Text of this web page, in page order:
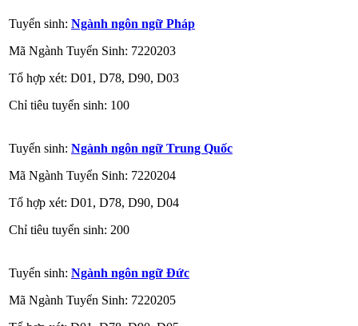
Tuyển sinh: Ngành ngôn ngữ Pháp
Mã Ngành Tuyển Sinh: 7220203
Tổ hợp xét: D01, D78, D90, D03
Chỉ tiêu tuyển sinh: 100
Tuyển sinh: Ngành ngôn ngữ Trung Quốc
Mã Ngành Tuyển Sinh: 7220204
Tổ hợp xét: D01, D78, D90, D04
Chỉ tiêu tuyển sinh: 200
Tuyển sinh: Ngành ngôn ngữ Đức
Mã Ngành Tuyển Sinh: 7220205